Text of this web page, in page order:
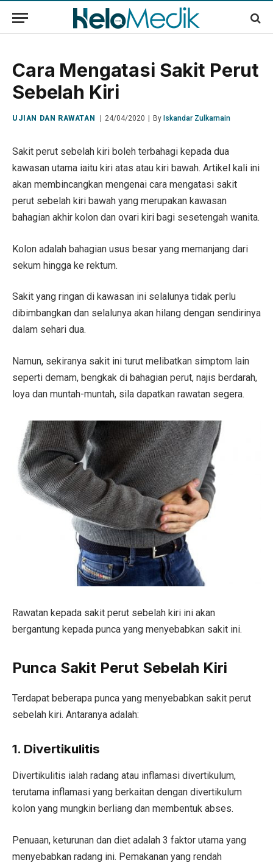
Cara Mengatasi Sakit Perut
Sebelah Kiri
UJIAN DAN RAWATAN 24/04/2020 By Iskandar Zulkarnain
Sakit perut sebelah kiri boleh terbahagi kepada dua
kawasan utama iaitu kiri atas atau kiri bawah. Artikel kali ini
akan membincangkan mengenai cara mengatasi sakit
perut sebelah kiri bawah yang merupakan kawasan
bahagian akhir kolon dan ovari kiri bagi sesetengah wanita.
Kolon adalah bahagian usus besar yang memanjang dari
sekum hingga ke rektum.
Sakit yang ringan di kawasan ini selalunya tidak perlu
dibimbangkan dan selalunya akan hilang dengan sendirinya
dalam sehari dua.
Namun, sekiranya sakit ini turut melibatkan simptom lain
seperti demam, bengkak di bahagian perut, najis berdarah,
loya dan muntah-muntah, sila dapatkan rawatan segera.
Rawatan kepada sakit perut sebelah kiri ini akan
bergantung kepada punca yang menyebabkan sakit ini.
Punca Sakit Perut Sebelah Kiri
Terdapat beberapa punca yang menyebabkan sakit perut
sebelah kiri. Antaranya adalah:
1. Divertikulitis
Divertikulitis ialah radang atau inflamasi divertikulum,
terutama inflamasi yang berkaitan dengan divertikulum
kolon yang mungkin berliang dan membentuk abses.
Penuaan, keturunan dan diet adalah 3 faktor utama yang
menyebabkan radang ini. Pemakanan yang rendah